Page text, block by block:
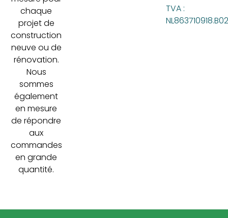
chaque
projet de
construction
neuve ou de
rénovation.
Nous
sommes
également
en mesure
de répondre
aux
commandes
en grande
quantité.
TVA :
NL863710918.B02